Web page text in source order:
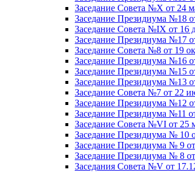
Заседание Совета №X от 24
Заседание Президиума №18
Заседание Совета №IX от 16
Заседание Президиума №17
Заседание Совета №8 от 19
Заседание Президиума №16
Заседание Президиума №15
Заседание Президиума №13
Заседание Совета №7 от 22
Заседание Президиума №12
Заседание Президиума №11
Заседание Совета №VI от 25
Заседание Президиума № 10
Заседание Президиума № 9
Заседание Президиума № 8 от
Заседания Совета №V от